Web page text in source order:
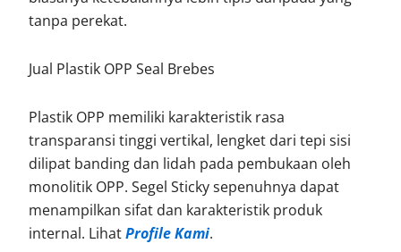
tanpa perekat.
Jual Plastik OPP Seal Brebes
Plastik OPP memiliki karakteristik rasa
transparansi tinggi vertikal, lengket dari tepi sisi
dilipat banding dan lidah pada pembukaan oleh
monolitik OPP. Segel Sticky sepenuhnya dapat
menampilkan sifat dan karakteristik produk
internal. LihatProfile Kami.